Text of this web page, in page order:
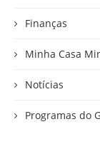
Finanças
Minha Casa
Notícias
Programas do